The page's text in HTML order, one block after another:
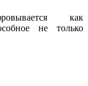
как
не только